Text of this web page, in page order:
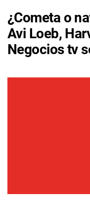
¿Cometa o
Avi Loeb,
Negocios tv